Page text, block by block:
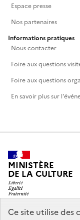
Ce site utilise des
Espace presse
Nos partenaires
Informations pratiques
Nous contacter
Foire aux questions
Foire aux questions
En savoir plus sur
MINISTÈRE
DE LA CULTURE